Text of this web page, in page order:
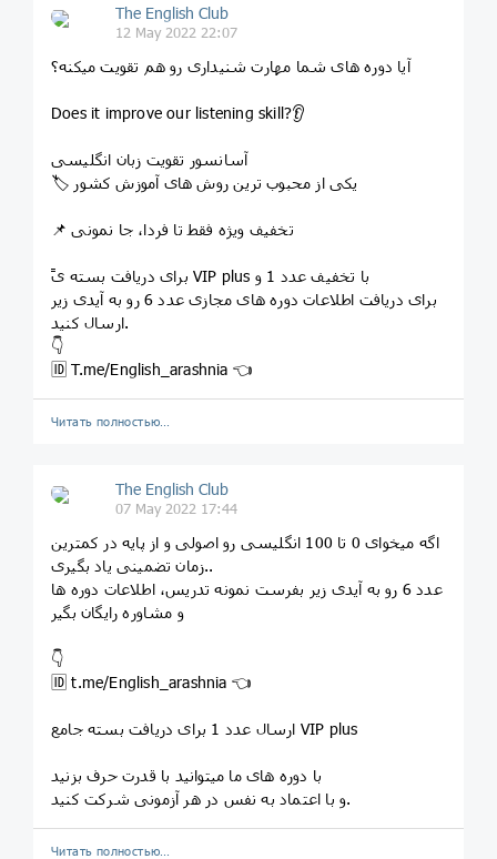
The English Club
12 May 2022 22:07
آیا دوره های شما مهارت شنیداری رو هم تقویت میکنه؟
Does it improve our listening skill?👂
آسانسور تقویت زبان انگلیسی
🏷 یکی از محبوب ترین روش های آموزش کشور
📌 تخفیف ویژه فقط تا فردا، جا نمونی
ًبرای دریافت بسته ی VIP plus با تخفیف عدد 1 و
برای دریافت اطلاعات دوره های مجازی عدد 6 رو به آیدی زیر
ارسال کنید.
👇
🆔 T.me/English_arashnia 👈
Читать полностью…
The English Club
07 May 2022 17:44
اگه میخوای 0 تا 100 انگلیسی رو اصولی و از پایه در کمترین
زمان تضمینی یاد بگیری..
عدد 6 رو به آیدی زیر بفرست نمونه تدریس، اطلاعات دوره ها
و مشاوره رایگان بگیر
👇
🆔 t.me/English_arashnia 👈
ارسال عدد 1 برای دریافت بسته جامع VIP plus
با دوره های ما میتوانید با قدرت حرف بزنید
و با اعتماد به نفس در هر آزمونی شرکت کنید.
Читать полностью…